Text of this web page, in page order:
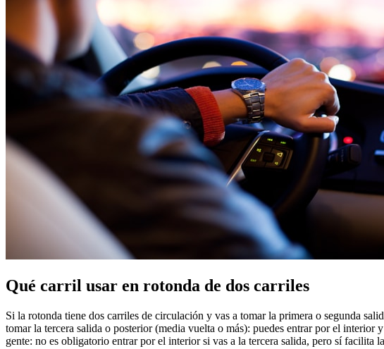
Qué carril usar en rotonda de dos carriles
Si la rotonda tiene dos carriles de circulación y vas a tomar la primera o segunda
tomar la tercera salida o posterior (media vuelta o más): puedes entrar por el
gente: no es obligatorio entrar por el interior si vas a la tercera salida, pero sí facilita